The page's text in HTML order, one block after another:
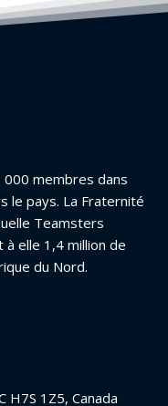
membres dans
le pays. La Fraternité
Teamsters
elle 1,4 million de
du Nord.
H7S 1Z5, Canada